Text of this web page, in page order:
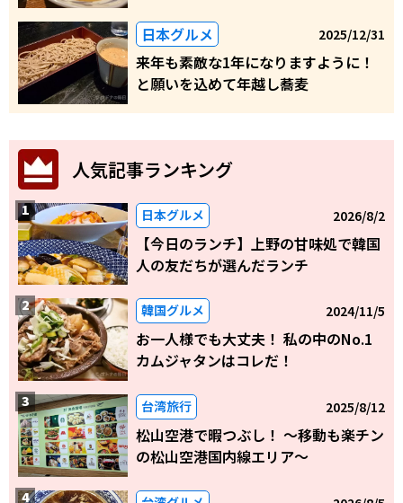
日本グルメ 2025/12/31
来年も素敵な1年になりますように！
と願いを込めて年越し蕎麦
人気記事ランキング
日本グルメ 2026/8/2
【今日のランチ】上野の甘味処で韓国
人の友だちが選んだランチ
韓国グルメ 2024/11/5
お一人様でも大丈夫！ 私の中のNo.1
カムジャタンはコレだ！
台湾旅行 2025/8/12
松山空港で暇つぶし！ 〜移動も楽チン
の松山空港国内線エリア～